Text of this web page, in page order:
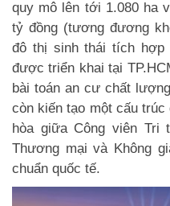
quy mô lên tới 1.080 ha
tỷ đồng (tương đương
đô thị sinh thái tích hợp
được triển khai tại
bài toán an cư chất
còn kiến tạo một cấu
hòa giữa Công viên Tri
Thương mại và Không
chuẩn quốc tế.